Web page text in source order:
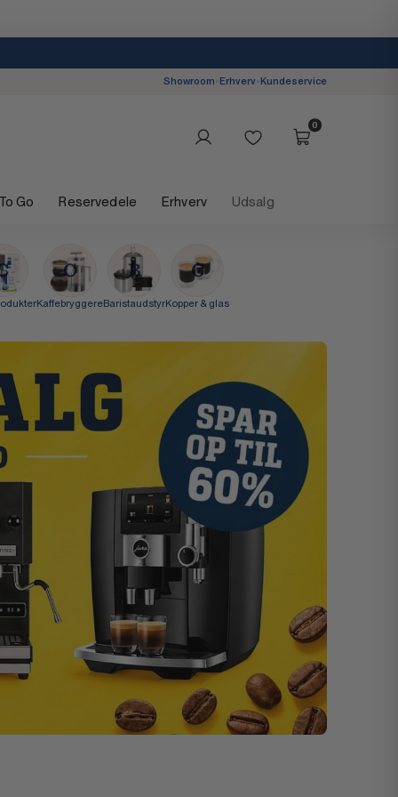
Showroom Erhverv Kundeservice
0
Go Reservedele Erhverv Udsalg
KaffebryggereBaristaudstyrKopper & glas